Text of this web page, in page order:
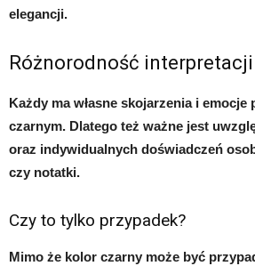
elegancji.
Różnorodność interpretacji
Każdy ma własne skojarzenia i
czarnym. Dlatego też ważne jest
oraz indywidualnych doświadczeń
czy notatki.
Czy to tylko przypadek?
Mimo że kolor czarny może być